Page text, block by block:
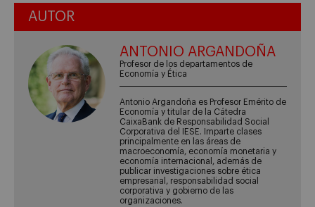
AUTOR
ANTONIO ARGANDOÑA
Profesor de los departamentos de
Economía y Ética
Antonio Argandoña es Profesor Emérito de
Economía y titular de la Cátedra
CaixaBank de Responsabilidad Social
Corporativa del IESE. Imparte clases
principalmente en las áreas de
macroeconomía, economía monetaria y
economía internacional, además de
publicar investigaciones sobre ética
empresarial, responsabilidad social
corporativa y gobierno de las
organizaciones.